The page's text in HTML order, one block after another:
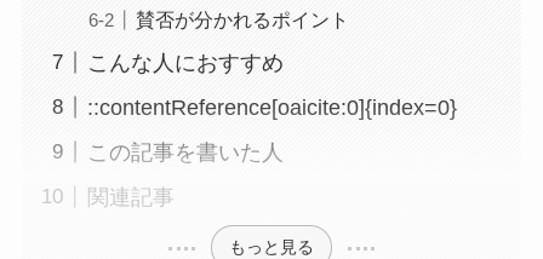
賛否が分かれるポイント
こんな人におすすめ
::contentReference[oaicite:0]{index=0}
この記事を書いた人
関連記事
もっと見る